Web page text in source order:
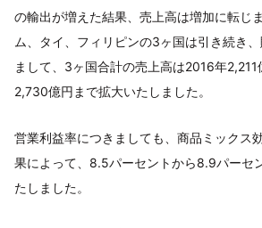
の輸出が増えた結果、売上高は増加に転じ
ム、タイ、フィリピンの3ヶ国は引き続き
まして、3ヶ国合計の売上高は2016年
2,730億円まで拡大いたしました。
営業利益率につきましても、商品ミックス
果によって、8.5パーセントから8.9パーセ
たしました。